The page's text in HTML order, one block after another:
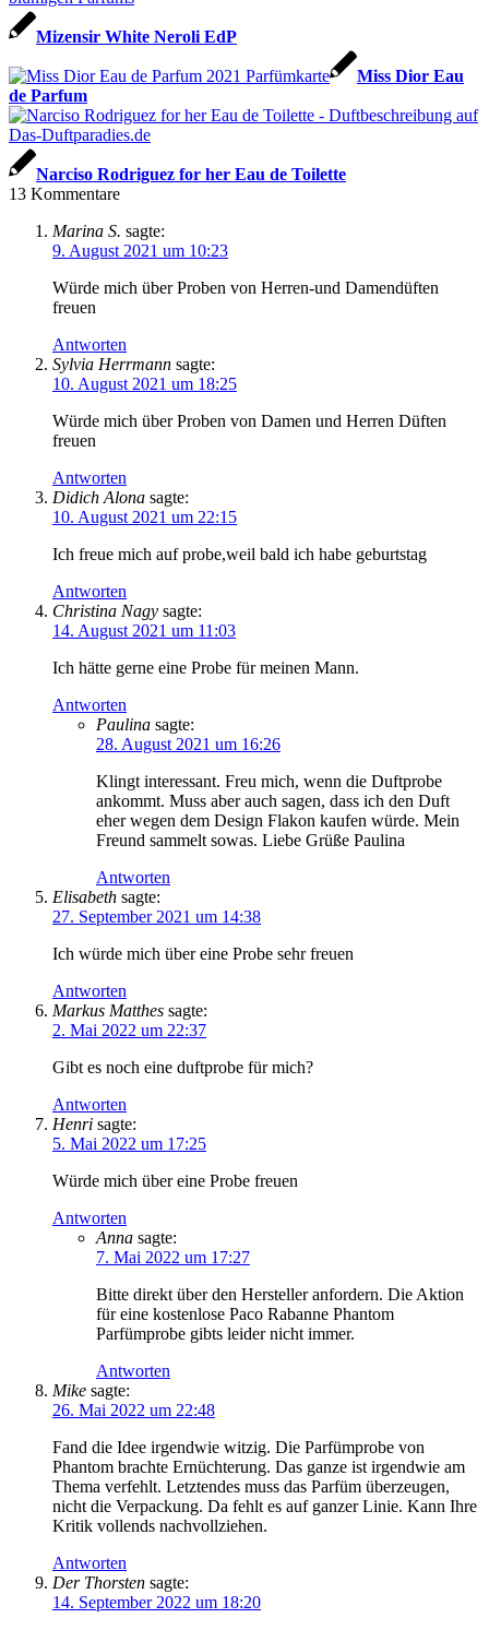
Mizensir White Neroli EdP
Miss Dior Eau
de Parfum
Narciso Rodriguez for her Eau de Toilette
13 Kommentare
Marina S. sagte:
9. August 2021 um 10:23
Würde mich über Proben von Herren-und Damendüften
freuen
Antworten
Sylvia Herrmann sagte:
10. August 2021 um 18:25
Würde mich über Proben von Damen und Herren Düften
freuen
Antworten
Didich Alona sagte:
10. August 2021 um 22:15
Ich freue mich auf probe,weil bald ich habe geburtstag
Antworten
Christina Nagy sagte:
14. August 2021 um 11:03
Ich hätte gerne eine Probe für meinen Mann.
Antworten
Paulina sagte:
28. August 2021 um 16:26
Klingt interessant. Freu mich, wenn die Duftprobe
ankommt. Muss aber auch sagen, dass ich den Duft
eher wegen dem Design Flakon kaufen würde. Mein
Freund sammelt sowas. Liebe Grüße Paulina
Antworten
Elisabeth sagte:
27. September 2021 um 14:38
Ich würde mich über eine Probe sehr freuen
Antworten
Markus Matthes sagte:
2. Mai 2022 um 22:37
Gibt es noch eine duftprobe für mich?
Antworten
Henri sagte:
5. Mai 2022 um 17:25
Würde mich über eine Probe freuen
Antworten
Anna sagte:
7. Mai 2022 um 17:27
Bitte direkt über den Hersteller anfordern. Die Aktion
für eine kostenlose Paco Rabanne Phantom
Parfümprobe gibts leider nicht immer.
Antworten
Mike sagte:
26. Mai 2022 um 22:48
Fand die Idee irgendwie witzig. Die Parfümprobe von
Phantom brachte Ernüchterung. Das ganze ist irgendwie am
Thema verfehlt. Letztendes muss das Parfüm überzeugen,
nicht die Verpackung. Da fehlt es auf ganzer Linie. Kann Ihre
Kritik vollends nachvollziehen.
Antworten
Der Thorsten sagte:
14. September 2022 um 18:20